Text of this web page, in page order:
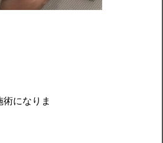
になりま
。